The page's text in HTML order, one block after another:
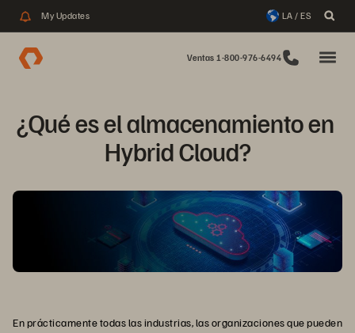
My Updates LA / ES
Ventas 1-800-976-6494
¿Qué es el almacenamiento en
Hybrid Cloud?
En prácticamente todas las industrias, las organizaciones que pueden